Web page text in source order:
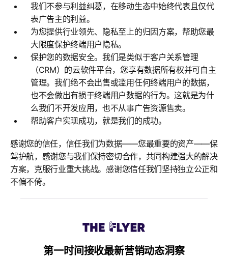
我们不参与利益纠葛，在移动生态中始终代表且仅代
表广告主的利益。
为您提供行业领先、隐私至上的归因方案，帮助您最
大限度保护终端用户隐私。
保护您的数据安全。我们是类似于客户关系管理
（CRM）的云软件平台，您享有数据所有权并可自主
管理。我们绝不会出售或滥用任何终端用户的数据，
也不会做出有损于终端用户数据的行为。这就是为什
么我们不开发应用，也不从事广告资源售卖。
帮助客户实现成功，就是我们的成功。
感谢您的信任，信任我们为数据——您最重要的资产——保
驾护航，感谢您与我们保持密切合作，共同构建强大的解决
方案，克服行业重大挑战。感谢您信任我们坚持独立公正和
不偏不倚。
第一时间接收最新营销动态洞察